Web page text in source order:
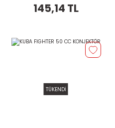
145,14 TL
TÜKENDİ